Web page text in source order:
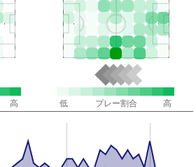
高 低 プレー割合 高